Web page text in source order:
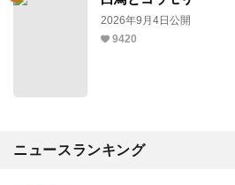
2026年9月4日公開
9420
ニュースランキング